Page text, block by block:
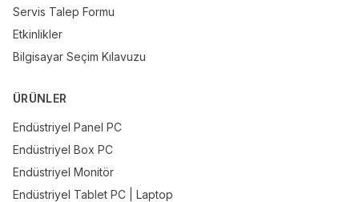
Servis Talep Formu
Etkinlikler
Bilgisayar Seçim Kılavuzu
ÜRÜNLER
Endüstriyel Panel PC
Endüstriyel Box PC
Endüstriyel Monitör
Endüstriyel Tablet PC | Laptop